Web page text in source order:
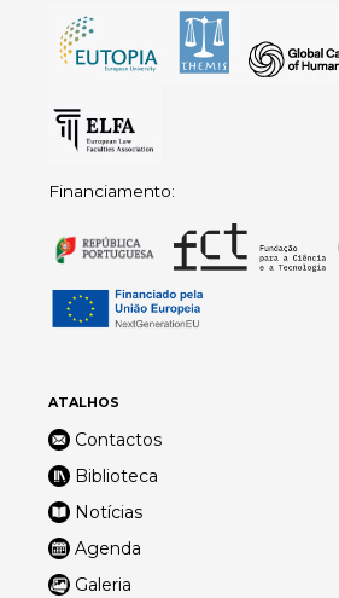
Financiamento:
ATALHOS
Contactos
Biblioteca
Notícias
Agenda
Galeria